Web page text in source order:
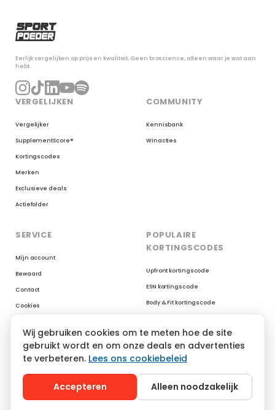
Eerlijk vergelijken op prijs en kwaliteit. Geen broscience, alleen waar je wat aan
hebt.
VERGELIJKEN
Vergelijker
SupplementScore®
Kortingscodes
Merken
Exclusieve deals
Actiefolder
COMMUNITY
Kennisbank
Winacties
SERVICE
Mijn account
Bewaard
Contact
Cookies
POPULAIRE
KORTINGSCODES
Upfront kortingscode
ESN kortingscode
Body & Fit kortingscode
XXL Nutrition kortingscode
AYBL kortingscode
Gymshark kortingscode
Wij gebruiken cookies om te meten hoe de site
gebruikt wordt en om onze deals en advertenties
te verbeteren. Lees ons cookiebeleid
Accepteren Alleen noodzakelijk